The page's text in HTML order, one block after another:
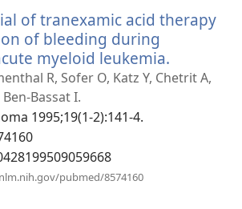
視
窗）
of tranexamic acid therapy
of bleeding during
myeloid leukemia.
啟
R, Sofer O, Katz Y, Chetrit A,
Bassat I.
1995;19(1-2):141-4.
pubmed/8574160